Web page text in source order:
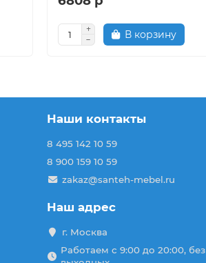
В корзину
Наши контакты
8 495 142 10 59
8 900 159 10 59
zakaz@santeh-mebel.ru
Наш адрес
г. Москва
Работаем с 9:00 до 20:00, без